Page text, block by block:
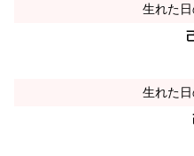
生れた
生れた